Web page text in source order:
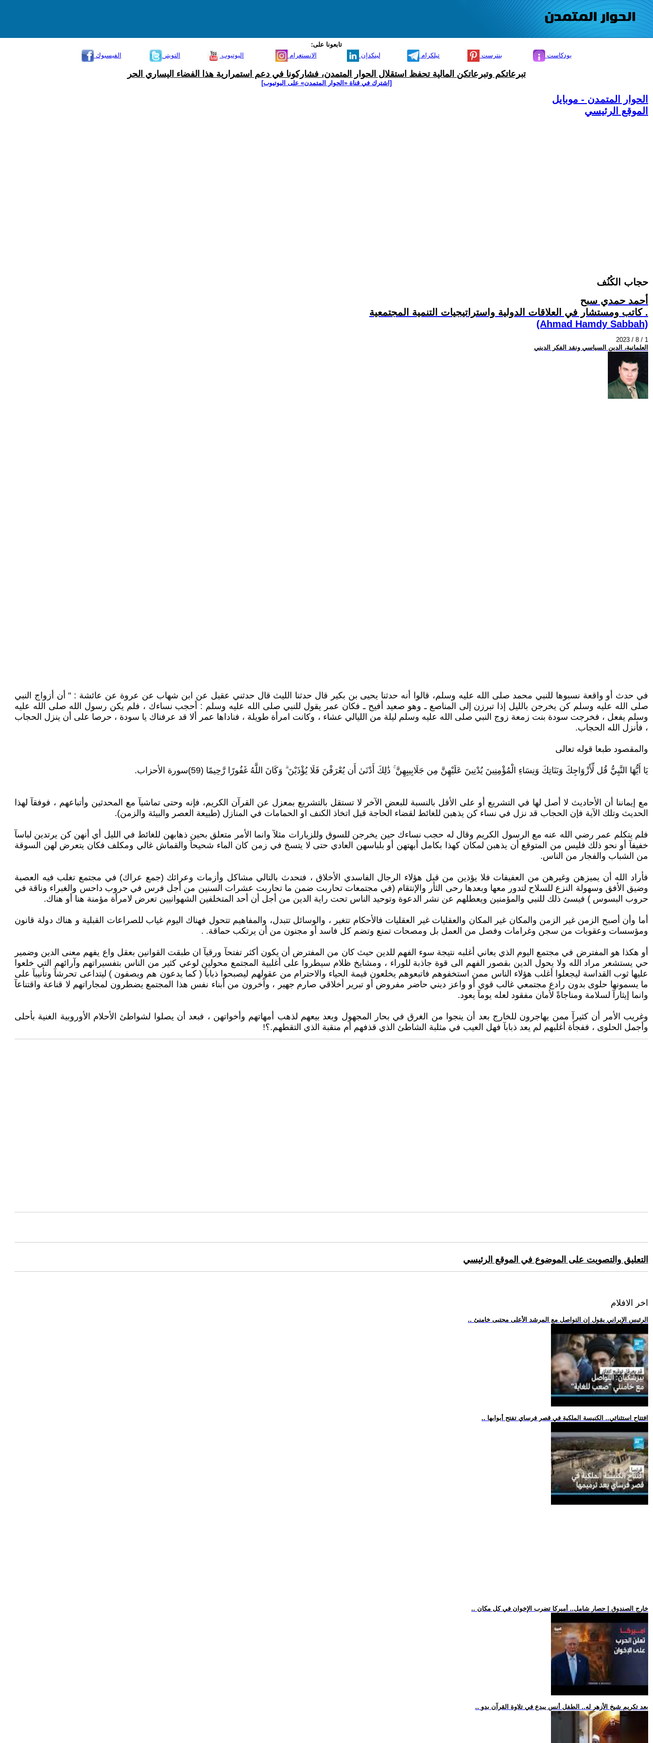
تابعونا على:
الفيسبوك
التويتر اليوتيوب الانستغرام لينكدإن تيلكرام بنترست بودكاست
تبرعاتكم وتبرعاتكن المالية تحفظ استقلال الحوار المتمدن، فشاركونا في دعم استمرارية هذا الفضاء اليساري الحر
[اشترك في قناة ‫«الحوار المتمدن» على اليوتيوب]
الحوار المتمدن - موبايل
الموقع الرئيسي
حجاب الكُنُف
أحمد حمدي سبح
كاتب ومستشار في العلاقات الدولية واستراتيجيات التنمية المجتمعية .
(Ahmad Hamdy Sabbah)
2023 / 8 / 1
العلمانية، الدين السياسي ونقد الفكر الديني
في حدث أو واقعة نسبوها للنبي محمد صلى الله عليه وسلم، قالوا أنه حدثنا يحيى بن بكير قال حدثنا الليث قال حدثني عقيل عن ابن شهاب عن عروة عن عائشة : " أن أزواج النبي
صلى الله عليه وسلم كن يخرجن بالليل إذا تبرزن إلى المناصع ـ وهو صعيد أفيح ـ فكان عمر يقول للنبي صلى الله عليه وسلم : أحجب نساءك ، فلم يكن رسول الله صلى الله عليه
وسلم يفعل ، فخرجت سودة بنت زمعة زوج النبي صلى الله عليه وسلم ليلة من الليالي عشاء ، وكانت امرأة طويلة ، فناداها عمر ألا قد عرفناك يا سودة ، حرصا على أن ينزل الحجاب
، فأنزل الله الحجاب.
والمقصود طبعا قوله تعالى
يَا أَيُّهَا النَّبِيُّ قُل لِّأَزْوَاجِكَ وَبَنَاتِكَ وَنِسَاءِ الْمُؤْمِنِينَ يُدْنِينَ عَلَيْهِنَّ مِن جَلَابِيبِهِنَّ ۚ ذَٰلِكَ أَدْنَىٰ أَن يُعْرَفْنَ فَلَا يُؤْذَيْنَ ۗ وَكَانَ اللَّهُ غَفُورًا رَّحِيمًا (59)سورة الأحزاب.
مع إيماننا أن الأحاديث لا أصل لها في التشريع أو على الأقل بالنسبة للبعض الآخر لا تستقل بالتشريع بمعزل عن القرآن الكريم، فإنه وحتى تماشيآ مع المحدثين وأتباعهم ، فوفقآ لهذا
الحديث وتلك الآية فإن الحجاب قد نزل في نساء كن يذهبن للغائط لقضاء الحاجة قبل اتخاذ الكنف او الحمامات في المنازل (طبيعة العصر والبيئة والزمن).
فلم يتكلم عمر رضي الله عنه مع الرسول الكريم وقال له حجب نساءك حين يخرجن للسوق وللزيارات مثلآ وانما الأمر متعلق بحين ذهابهن للغائط في الليل أي أنهن كن يرتدين لباسآ
خفيفآ أو نحو ذلك فليس من المتوقع أن يذهبن لمكان كهذا بكامل أبهتهن أو بلباسهن العادي حتى لا يتسخ في زمن كان الماء شحيحآ والقماش غالي ومكلف فكان يتعرض لهن السوقة
من الشباب والفجار من الناس.
فأراد الله أن يميزهن وغيرهن من العفيفات فلا يؤذين من قبل هؤلاء الرجال الفاسدي الأخلاق ، فتحدث بالتالي مشاكل وأزمات وعرائك (جمع عراك) في مجتمع تغلب فيه العصبة
وضيق الأفق وسهولة النزع للسلاح لتدور معها وبعدها رحى الثأر والإنتقام (في مجتمعات تحاربت ضمن ما تحاربت عشرات السنين من أجل فرس في حروب داحس والغبراء وناقة في
حروب البسوس ) فيسئ ذلك للنبي والمؤمنين ويعطلهم عن نشر الدعوة وتوحيد الناس تحت راية الدين من أجل أن أحد المتخلفين الشهوانيين تعرض لامرأة مؤمنة هنا أو هناك.
أما وأن أصبح الزمن غير الزمن والمكان غير المكان والعقليات غير العقليات فالأحكام تتغير ، والوسائل تتبدل، والمفاهيم تتحول فهناك اليوم غياب للصراعات القبلية و هناك دولة قانون
ومؤسسات وعقوبات من سجن وغرامات وفصل من العمل بل ومصحات تمنع وتضم كل فاسد أو مجنون من أن يرتكب حماقة. .
أو هكذا هو المفترض في مجتمع اليوم الذي يعاني أغلبه نتيجة سوء الفهم للدين حيث كان من المفترض أن يكون أكثر تفتحآ ورقيآ ان طبقت القوانين بعقل واع يفهم معنى الدين وضمير
حي يستشعر مراد الله ولا يحول الدين بقصور الفهم الى قوة جاذبة للوراء ، ومشايخ ظلام سيطروا على أغلبية المجتمع محولين لوعي كثير من الناس بتفسيراتهم وآرائهم التي خلعوا
عليها ثوب القداسة ليجعلوا أغلب هؤلاء الناس ممن استخفوهم فاتبعوهم يخلعون قيمة الحياء والاحترام من عقولهم ليصبحوا ذبابآ ( كما يدعون هم ويصفون ) ليتداعى تحرشآ وتأنيبآ على
ما يسمونها حلوى بدون رادع مجتمعي غالب قوي أو واعز ديني حاضر مفروض أو تبرير أخلاقي صارم جهير ، وآخرون من أبناء نفس هذا المجتمع يضطرون لمجاراتهم لا قناعة واقتناعآ
وانما إيثارآ لسلامة ومناجاةً لأمان مفقود لعله يومآ يعود.
وغريب الأمر أن كثيرآ ممن يهاجرون للخارج بعد أن ينجوا من الغرق في بحار المجهول وبعد بيعهم لذهب أمهاتهم وأخواتهن ، فبعد أن يصلوا لشواطئ الأحلام الأوروبية الغنية بأحلى
وأجمل الحلوى ، ففجأة أغلبهم لم يعد ذبابآ فهل العيب في مثلبة الشاطئ الذي قذفهم أم منقبة الذي التقطهم.؟!
التعليق والتصويت على الموضوع في الموقع الرئيسي
اخر الافلام
.. الرئيس الإيراني يقول إن التواصل مع المرشد الأعلى مجتبى خامنئ
.. افتتاح استثنائي.. الكنيسة الملكية في قصر فرساي تفتح أبوابها
.. خارج الصندوق | حصار شامل.. أميركا تضرب الإخوان في كل مكان
.. بعد تكريم شيخ الأزهر له.. الطفل أنس يبدع في تلاوة القرآن بدو